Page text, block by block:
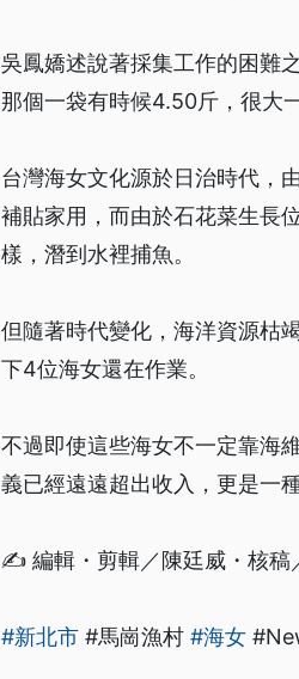
吳鳳嬌述說著採集工作的困難
那個一袋有時候4.50斤，很大
台灣海女文化源於日治時代，
補貼家用，而由於石花菜生長
樣，潛到水裡捕魚。
但隨著時代變化，海洋資源枯
下4位海女還在作業。
不過即使這些海女不一定靠海
義已經遠遠超出收入，更是一
✍️ 編輯・剪輯／陳廷威・核稿
#新北市 #馬崗漁村 #海女